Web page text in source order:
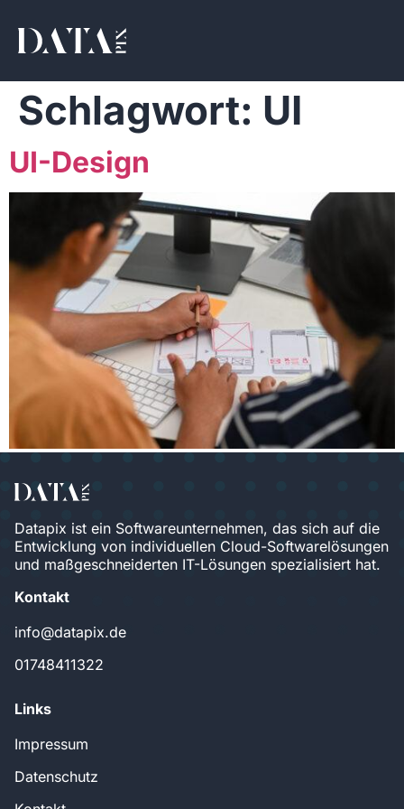
Schlagwort: UI
UI-Design
Datapix ist ein Softwareunternehmen, das sich auf die
Entwicklung von individuellen Cloud-Softwarelösungen
und maßgeschneiderten IT-Lösungen spezialisiert hat.
Kontakt
info@datapix.de
01748411322
Links
Impressum
Datenschutz